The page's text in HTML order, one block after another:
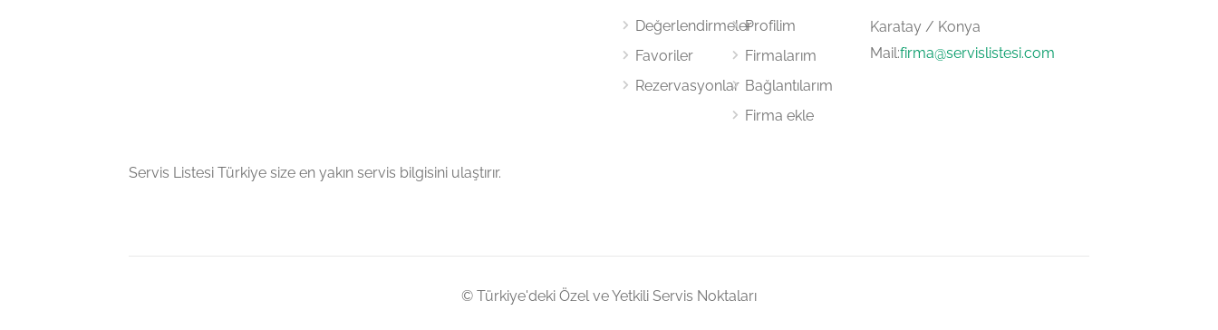
Servis Listesi Türkiye size en yakın servis bilgisini ulaştırır.
Değerlendirmeler
Favoriler
Rezervasyonlar
Profilim
Firmalarım
Bağlantılarım
Firma ekle
Karatay / Konya
Mail:firma@servislistesi.com
© Türkiye'deki Özel ve Yetkili Servis Noktaları